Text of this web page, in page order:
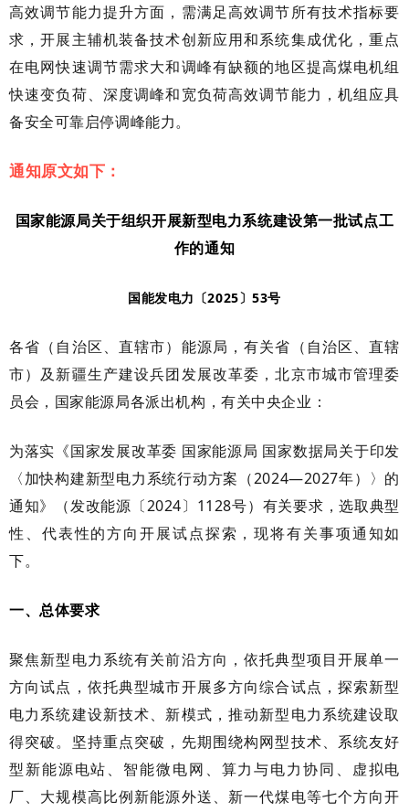
高效调节能力提升方面，需满足高效调节所有技术指标要
求，开展主辅机装备技术创新应用和系统集成优化，重点
在电网快速调节需求大和调峰有缺额的地区提高煤电机组
快速变负荷、深度调峰和宽负荷高效调节能力，机组应具
备安全可靠启停调峰能力。
通知原文如下：
国家能源局关于组织开展新型电力系统建设第一批试点工
作的通知
国能发电力〔2025〕53号
各省（自治区、直辖市）能源局，有关省（自治区、直辖
市）及新疆生产建设兵团发展改革委，北京市城市管理委
员会，国家能源局各派出机构，有关中央企业：
为落实《国家发展改革委 国家能源局 国家数据局关于印发
〈加快构建新型电力系统行动方案（2024—2027年）〉的
通知》（发改能源〔2024〕1128号）有关要求，选取典型
性、代表性的方向开展试点探索，现将有关事项通知如
下。
一、总体要求
聚焦新型电力系统有关前沿方向，依托典型项目开展单一
方向试点，依托典型城市开展多方向综合试点，探索新型
电力系统建设新技术、新模式，推动新型电力系统建设取
得突破。坚持重点突破，先期围绕构网型技术、系统友好
型新能源电站、智能微电网、算力与电力协同、虚拟电
厂、大规模高比例新能源外送、新一代煤电等七个方向开